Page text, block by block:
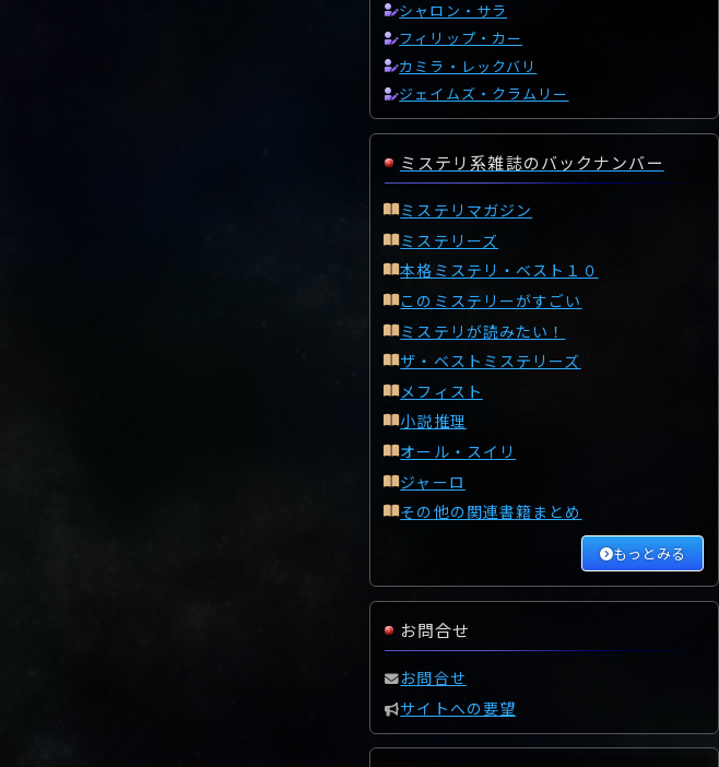
シャロン・サラ
フィリップ・カー
カミラ・レックバリ
ジェイムズ・クラムリー
ミステリ系雑誌のバックナンバー
ミステリマガジン
ミステリーズ
本格ミステリ・ベスト１０
このミステリーがすごい
ミステリが読みたい！
ザ・ベストミステリーズ
メフィスト
小説推理
オール・スイリ
ジャーロ
その他の関連書籍まとめ
もっとみる
お問合せ
お問合せ
サイトへの要望